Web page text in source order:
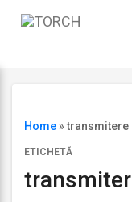
Home »transmitere
ETICHETĂ